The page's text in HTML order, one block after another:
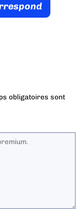
obligatoires sont